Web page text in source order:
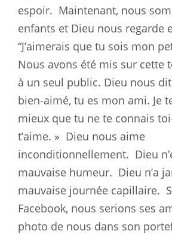
espoir. Maintenant, nous
enfants et Dieu nous regarde
“J’aimerais que tu sois mon
Nous avons été mis sur cette
à un seul public. Dieu nous
bien-aimé, tu es mon ami. Je
mieux que tu ne te connais
t’aime. » Dieu nous aime
inconditionnellement. Dieu
mauvaise humeur. Dieu n’a
mauvaise journée capillaire.
Facebook, nous serions ses
photo de nous dans son